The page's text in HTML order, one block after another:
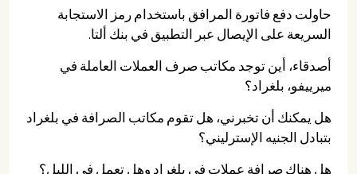
حاولت دفع فاتورة المرافق باستخدام رمز الاستجابة
السريعة على الإيصال عبر التطبيق في بنك ألتا.
أصدقاء، أين توجد مكاتب صرف العملات العاملة في
ميرييفو، بلغراد؟
هل يمكنك أن تخبرني، هل تقوم مكاتب الصرافة في بلغراد
بتبادل الجنيه الإسترليني؟
هل هناك صرافة عملات في بلغراد وهل تعمل في الليل؟